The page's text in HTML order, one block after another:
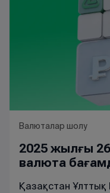
Валюталар шолу
2025 жылғы
валюта
Қазақстан